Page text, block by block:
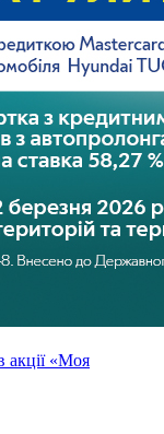
акції «Моя